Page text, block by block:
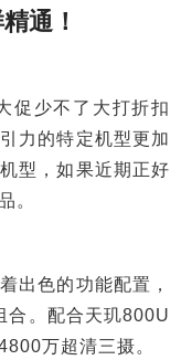
通！
促少不了大打折扣
力的特定机型更加
型，如果近期正好
。
色的功能配置，
合。配合天玑800U
万超清三摄。